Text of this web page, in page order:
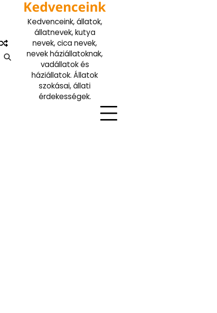
Kedvenceink
Kedvenceink, állatok,
állatnevek, kutya
nevek, cica nevek,
nevek háziállatoknak,
vadállatok és
háziállatok. Állatok
szokásai, állati
érdekességek.